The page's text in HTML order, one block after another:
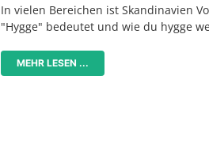
In vielen Bereichen ist Skandinavien
"Hygge" bedeutet und wie du hygge
MEHR LESEN ...